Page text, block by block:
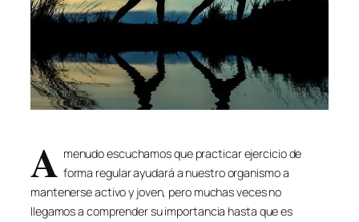
A menudo escuchamos que practicar ejercicio de
forma regular ayudará a nuestro organismo a
mantenerse activo y joven, pero muchas veces no
llegamos a comprender su importancia hasta que es